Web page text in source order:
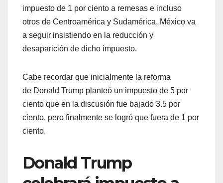
impuesto de 1 por ciento a remesas e incluso
otros de Centroamérica y Sudamérica, México va
a seguir insistiendo en la reducción y
desaparición de dicho impuesto.
Cabe recordar que inicialmente la reforma
de Donald Trump planteó un impuesto de 5 por
ciento que en la discusión fue bajado 3.5 por
ciento, pero finalmente se logró que fuera de 1 por
ciento.
Donald Trump